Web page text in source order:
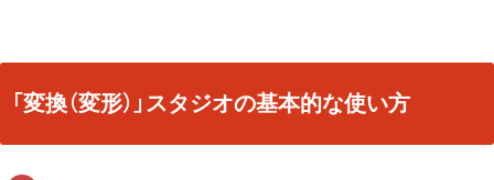
「変換（変形）」スタジオの基本的な使い方